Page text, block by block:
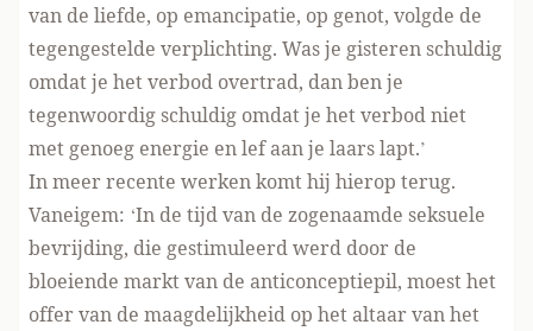
van de liefde, op emancipatie, op genot, volgde de
tegengestelde verplichting. Was je gisteren schuldig
omdat je het verbod overtrad, dan ben je
tegenwoordig schuldig omdat je het verbod niet
met genoeg energie en lef aan je laars lapt.’
In meer recente werken komt hij hierop terug.
Vaneigem: ‘In de tijd van de zogenaamde seksuele
bevrijding, die gestimuleerd werd door de
bloeiende markt van de anticonceptiepil, moest het
offer van de maagdelijkheid op het altaar van het